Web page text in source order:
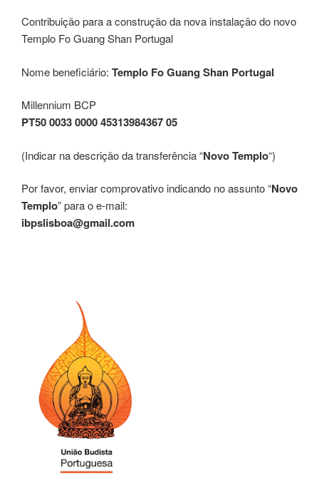
Contribuição para a construção da nova instalação do novo
Templo Fo Guang Shan Portugal
Nome beneficiário: Templo Fo Guang Shan Portugal
Millennium BCP
PT50 0033 0000 45313984367 05
(Indicar na descrição da transferência “Novo Templo“)
Por favor, enviar comprovativo indicando no assunto “Novo
Templo” para o e-mail:
ibpslisboa@gmail.com